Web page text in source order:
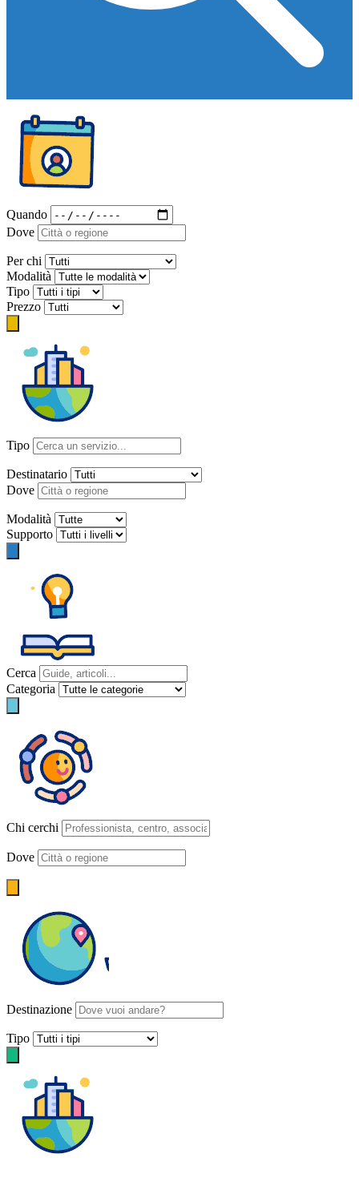
Quando
Dove
Per chi
Modalità
Tipo
Prezzo
Tipo
Destinatario
Dove
Modalità
Supporto
Cerca
Categoria
Chi cerchi
Dove
Destinazione
Tipo